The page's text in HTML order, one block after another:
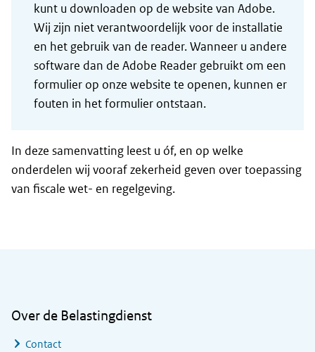
kunt u downloaden op de website van Adobe.
Wij zijn niet verantwoordelijk voor de installatie
en het gebruik van de reader. Wanneer u andere
software dan de Adobe Reader gebruikt om een
formulier op onze website te openen, kunnen er
fouten in het formulier ontstaan.
In deze samenvatting leest u óf, en op welke
onderdelen wij vooraf zekerheid geven over toepassing
van fiscale wet- en regelgeving.
Over de Belastingdienst
Contact